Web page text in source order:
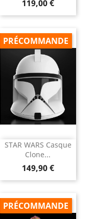
Prix
119,00 €
STAR WARS Casque
Clone...
Prix
149,90 €
PRÉCOMMANDE
PRÉCOMMANDE